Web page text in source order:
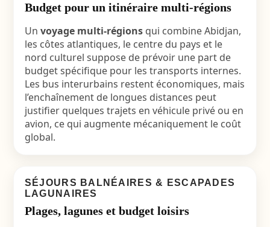
Budget pour un itinéraire multi-régions
Un voyage multi-régionsqui combine Abidjan,
les côtes atlantiques, le centre du pays et le
nord culturel suppose de prévoir une part de
budget spécifique pour les transports internes.
Les bus interurbains restent économiques, mais
l’enchaînement de longues distances peut
justifier quelques trajets en véhicule privé ou en
avion, ce qui augmente mécaniquement le coût
global.
SÉJOURS BALNÉAIRES & ESCAPADES
LAGUNAIRES
Plages, lagunes et budget loisirs